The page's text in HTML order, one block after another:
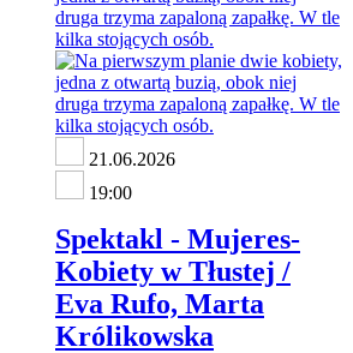
21.06.2026
19:00
Spektakl - Mujeres-
Kobiety w Tłustej /
Eva Rufo, Marta
Królikowska